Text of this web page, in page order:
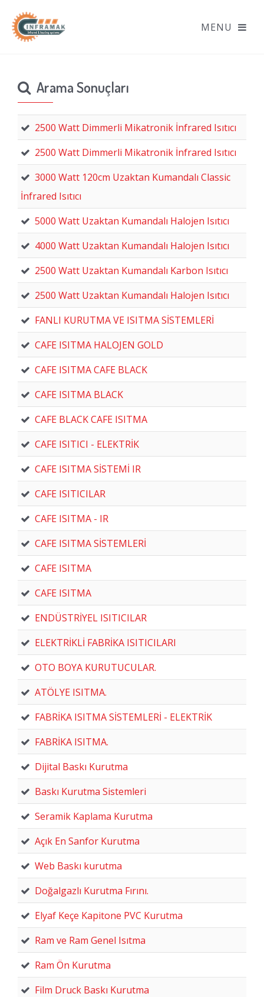
Arama Sonuçları
2500 Watt Dimmerli Mikatronik İnfrared Isıtıcı
2500 Watt Dimmerli Mikatronik İnfrared Isıtıcı
3000 Watt 120cm Uzaktan Kumandalı Classic
İnfrared Isıtıcı
5000 Watt Uzaktan Kumandalı Halojen Isıtıcı
4000 Watt Uzaktan Kumandalı Halojen Isıtıcı
2500 Watt Uzaktan Kumandalı Karbon Isıtıcı
2500 Watt Uzaktan Kumandalı Halojen Isıtıcı
FANLI KURUTMA VE ISITMA SİSTEMLERİ
CAFE ISITMA HALOJEN GOLD
CAFE ISITMA CAFE BLACK
CAFE ISITMA BLACK
CAFE BLACK CAFE ISITMA
CAFE ISITICI - ELEKTRİK
CAFE ISITMA SİSTEMİ IR
CAFE ISITICILAR
CAFE ISITMA - IR
CAFE ISITMA SİSTEMLERİ
CAFE ISITMA
CAFE ISITMA
ENDÜSTRİYEL ISITICILAR
ELEKTRİKLİ FABRİKA ISITICILARI
OTO BOYA KURUTUCULAR.
ATÖLYE ISITMA.
FABRİKA ISITMA SİSTEMLERİ - ELEKTRİK
FABRİKA ISITMA.
Dijital Baskı Kurutma
Baskı Kurutma Sistemleri
Seramik Kaplama Kurutma
Açık En Sanfor Kurutma
Web Baskı kurutma
Doğalgazlı Kurutma Fırını.
Elyaf Keçe Kapitone PVC Kurutma
Ram ve Ram Genel Isıtma
Ram Ön Kurutma
Film Druck Baskı Kurutma